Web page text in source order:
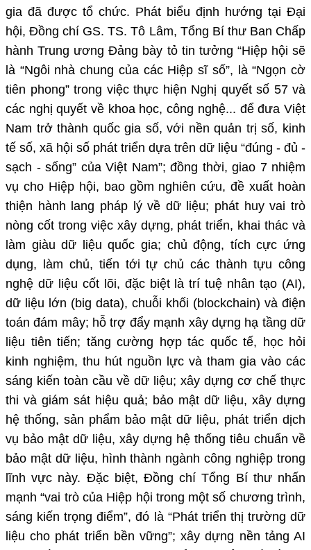
gia đã được tổ chức. Phát biểu định hướng tại Đại
hội, Đồng chí GS. TS. Tô Lâm, Tổng Bí thư Ban Chấp
hành Trung ương Đảng bày tỏ tin tưởng “Hiệp hội sẽ
là “Ngôi nhà chung của các Hiệp sĩ số”, là “Ngọn cờ
tiên phong” trong việc thực hiện Nghị quyết số 57 và
các nghị quyết về khoa học, công nghệ... để đưa Việt
Nam trở thành quốc gia số, với nền quản trị số, kinh
tế số, xã hội số phát triển dựa trên dữ liệu “đúng - đủ -
sạch - sống” của Việt Nam”; đồng thời, giao 7 nhiệm
vụ cho Hiệp hội, bao gồm nghiên cứu, đề xuất hoàn
thiện hành lang pháp lý về dữ liệu; phát huy vai trò
nòng cốt trong việc xây dựng, phát triển, khai thác và
làm giàu dữ liệu quốc gia; chủ động, tích cực ứng
dụng, làm chủ, tiến tới tự chủ các thành tựu công
nghệ dữ liệu cốt lõi, đặc biệt là trí tuệ nhân tạo (AI),
dữ liệu lớn (big data), chuỗi khối (blockchain) và điện
toán đám mây; hỗ trợ đẩy mạnh xây dựng hạ tầng dữ
liệu tiên tiến; tăng cường hợp tác quốc tế, học hỏi
kinh nghiệm, thu hút nguồn lực và tham gia vào các
sáng kiến toàn cầu về dữ liệu; xây dựng cơ chế thực
thi và giám sát hiệu quả; bảo mật dữ liệu, xây dựng
hệ thống, sản phẩm bảo mật dữ liệu, phát triển dịch
vụ bảo mật dữ liệu, xây dựng hệ thống tiêu chuẩn về
bảo mật dữ liệu, hình thành ngành công nghiệp trong
lĩnh vực này. Đặc biệt, Đồng chí Tổng Bí thư nhấn
mạnh “vai trò của Hiệp hội trong một số chương trình,
sáng kiến trọng điểm”, đó là “Phát triển thị trường dữ
liệu cho phát triển bền vững”; xây dựng nền tảng AI